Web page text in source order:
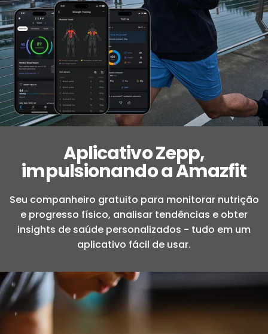
Aplicativo Zepp,
impulsionando a Amazfit
Seu companheiro gratuito para monitorar nutrição
e progresso físico, analisar tendências e obter
insights de saúde personalizados - tudo em um
aplicativo fácil de usar.